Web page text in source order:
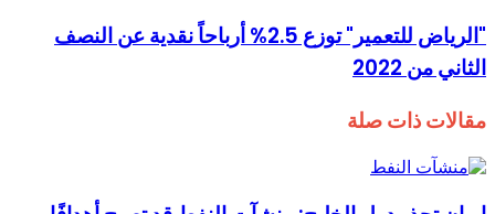
"الرياض للتعمير" توزع 2.5% أرباحاً نقدية عن النصف
الثاني من 2022
مقالات ذات صلة